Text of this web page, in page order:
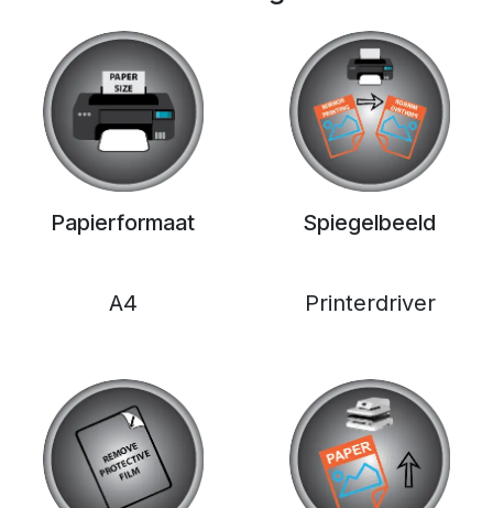
Papierformaat
A4
Spiegelbeeld
Printerdriver